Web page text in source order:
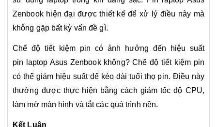
Zenbookhiện đại được thiết kế để xử lý điều này mà
không gặp bất kỳ vấn đề gì.
Chế độ tiết kiệm pin có ảnh hưởng đến hiệu suất
pin
laptop Asus Zenbookkhông? Chế độ tiết kiệm pin
có thể giảm hiệu suất để kéo dài tuổi thọ pin. Điều này
thường được thực hiện bằng cách giảm tốc độ CPU,
làm mờ màn hình và tắt các quá trình nền.
Kết Luận